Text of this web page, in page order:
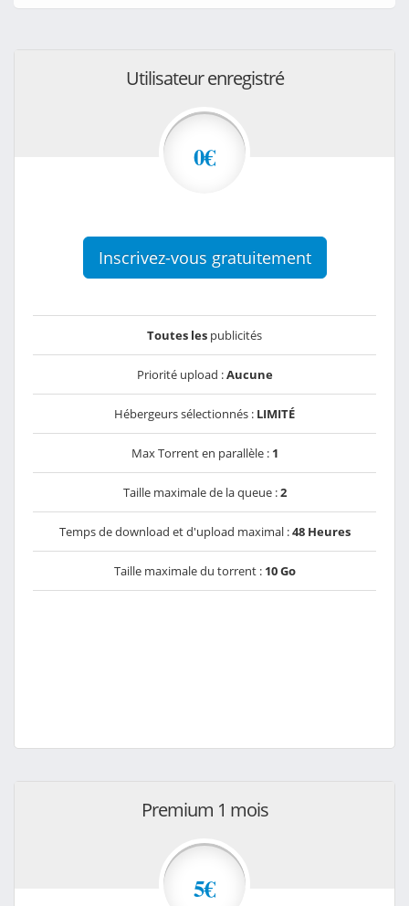
Utilisateur enregistré
0€
Inscrivez-vous gratuitement
Toutes les publicités
Priorité upload :Aucune
Hébergeurs sélectionnés : LIMITÉ
Max Torrent en parallèle : 1
Taille maximale de la queue :2
Temps de download et d'upload maximal :48 Heures
Taille maximale du torrent : 10 Go
Premium 1 mois
5€